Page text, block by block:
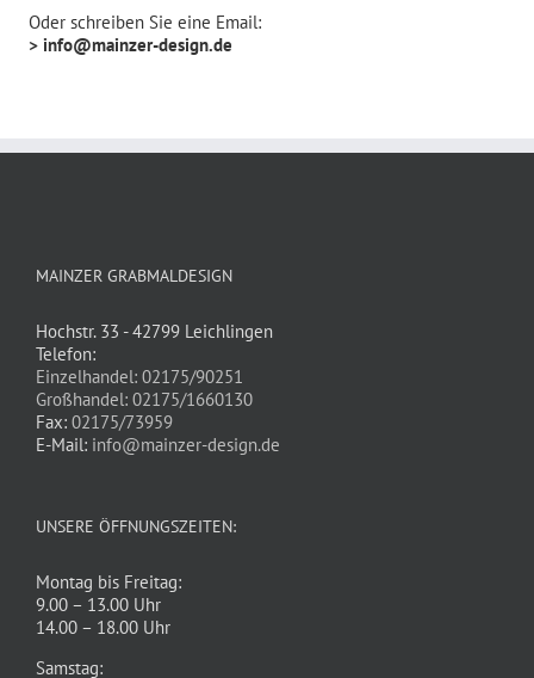
Oder schreiben Sie eine Email:
> info@mainzer-design.de
MAINZER GRABMALDESIGN
Hochstr. 33 - 42799 Leichlingen
Telefon:
Einzelhandel: 02175/90251
Großhandel: 02175/1660130
Fax: 02175/73959
E-Mail: info@mainzer-design.de
UNSERE ÖFFNUNGSZEITEN:
Montag bis Freitag:
9.00 – 13.00 Uhr
14.00 – 18.00 Uhr
Samstag: